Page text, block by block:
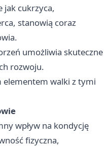
jak cukrzyca,
stanowią coraz
umożliwia skuteczne
rozwoju.
walki z tymi
wpływ na kondycję
fizyczna,